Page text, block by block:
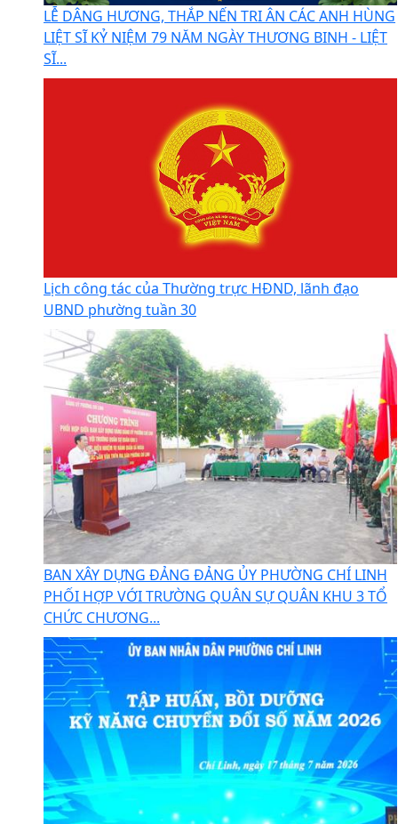
LỄ DÂNG HƯƠNG, THẮP NẾN TRI ÂN CÁC ANH HÙNG
LIỆT SĨ KỶ NIỆM 79 NĂM NGÀY THƯƠNG BINH - LIỆT
SĨ...
Lịch công tác của Thường trực HĐND, lãnh đạo
UBND phường tuần 30
BAN XÂY DỰNG ĐẢNG ĐẢNG ỦY PHƯỜNG CHÍ LINH
PHỐI HỢP VỚI TRƯỜNG QUÂN SỰ QUÂN KHU 3 TỔ
CHỨC CHƯƠNG...